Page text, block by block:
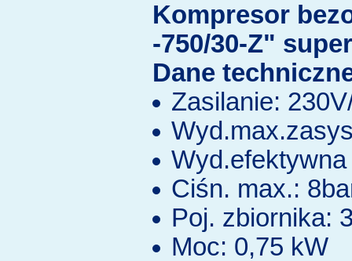
Kompresor
-750/30-Z"
Dane
Zasilanie:
Ciśn. max.:
Poj. zbiornika:
Moc: 0,75 kW